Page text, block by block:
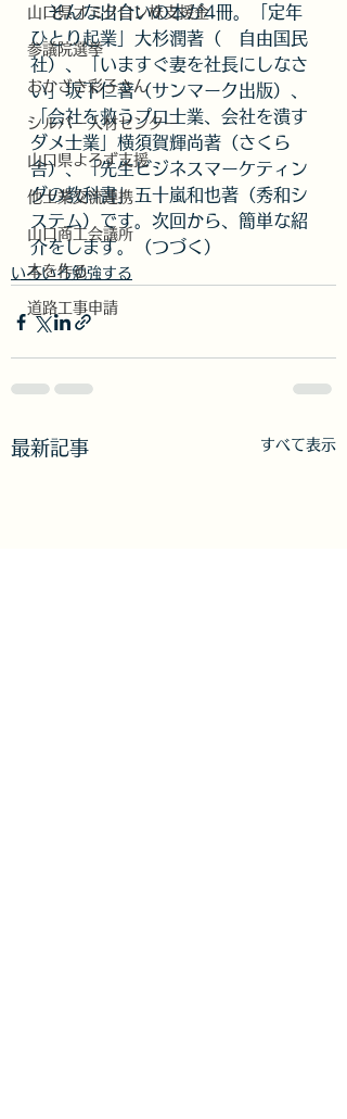
山口県オミクロン株支援金
参議院選挙
おかざき彩子さん
シルバー人材センター
山口県よろず支援
他士業交流連携
山口商工会議所
本を作る
道路工事申請
そんな出合いの本が4冊。「定年
ひとり起業」大杉潤著（　自由国民
社）、「いますぐ妻を社長にしなさ
い」坂下仁著（サンマーク出版）、
「会社を救うプロ士業、会社を潰す
ダメ士業」横須賀輝尚著（さくら
舎）、「先生ビジネスマーケティン
グの教科書」五十嵐和也著（秀和シ
ステム）です。次回から、簡単な紹
介をします。（つづく）
いろいろ勉強する
最新記事 すべて表示